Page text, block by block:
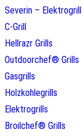
Severin – Elektrogrill
C-Grill
Hellrazr Grills
Outdoorchef® Grills
Gasgrills
Holzkohlegrills
Elektrogrills
Broilchef® Grills